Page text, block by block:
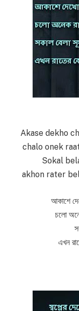
Akase dekho
chalo onek
Sokal
akhon rater
আকাশে
চলো
এখন